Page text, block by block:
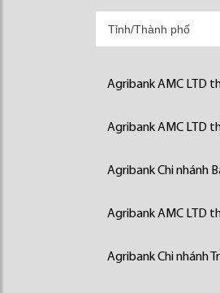
Agribank AMC LTD
Agribank AMC LTD
Agribank Chi nhánh
Agribank AMC LTD
Agribank Chi nhánh